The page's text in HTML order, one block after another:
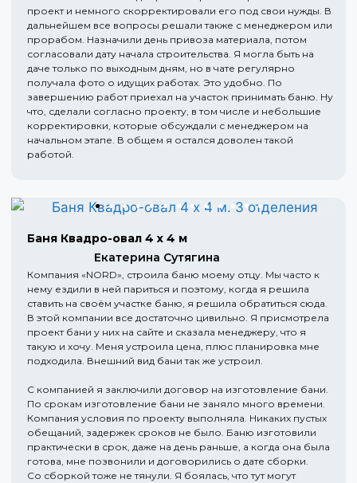
проект и немного скорректировали его под свои нужды. В
дальнейшем все вопросы решали также с менеджером или
прорабом. Назначили день привоза материала, потом
согласовали дату начала строительства. Я могла быть на
даче только по выходным дням, но в чате регулярно
получала фото о идущих работах. Это удобно. По
завершению работ приехал на участок принимать баню. Ну
что, сделали согласно проекту, в том числе и небольшие
корректировки, которые обсуждали с менеджером на
начальном этапе. В общем я остался доволен такой
работой.
Баня Квадро-овал 4 х 4 м
Екатерина Сутягина
Компания «NORD», строила баню моему отцу. Мы часто к
нему ездили в ней париться и поэтому, когда я решила
ставить на своём участке баню, я решила обратиться сюда.
В этой компании все достаточно цивильно. Я присмотрела
проект бани у них на сайте и сказала менеджеру, что я
такую и хочу. Меня устроила цена, плюс планировка мне
подходила. Внешний вид бани так же устроил.
С компанией я заключили договор на изготовление бани.
По срокам изготовление бани не заняло много времени.
Компания условия по проекту выполняла. Никаких пустых
обещаний, задержек сроков не было. Баню изготовили
практически в срок, даже на день раньше, а когда она была
готова, мне позвонили и договорились о дате сборки.
Со сборкой тоже не тянули. Я боялась, что тут могут